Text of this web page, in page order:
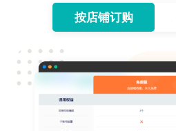
按店铺订购